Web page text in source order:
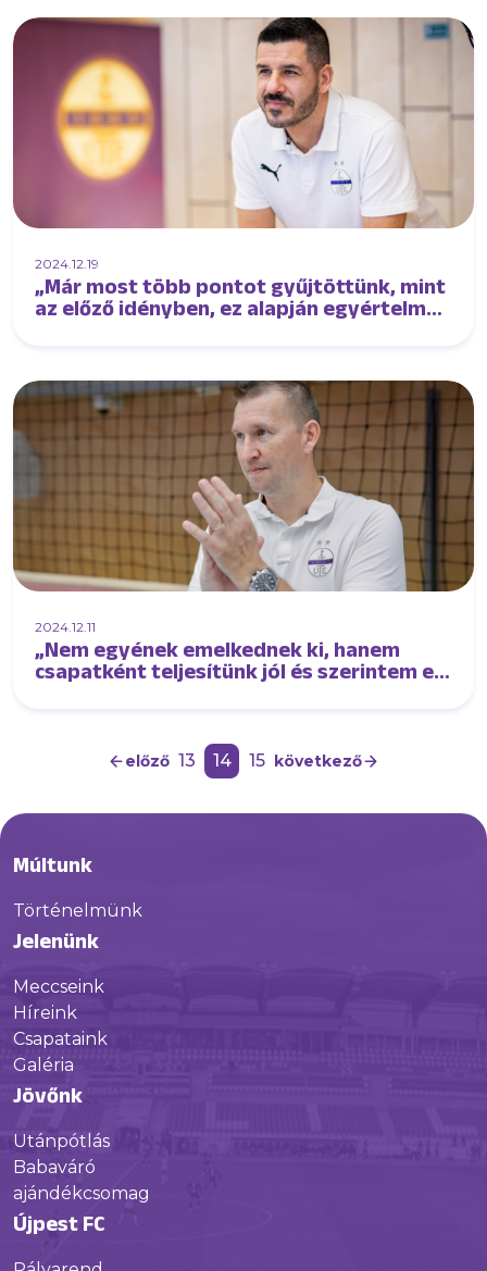
2024.12.19
„Már most több pontot gyűjtöttünk, mint
az előző idényben, ez alapján egyértelmű,
2024.12.11
„Nem egyének emelkednek ki, hanem
csapatként teljesítünk jól és szerintem ez
előző 13 14 15 következő
Múltunk
Történelmünk
Jelenünk
Meccseink
Híreink
Csapataink
Galéria
Jövőnk
Utánpótlás
Babaváró
ajándékcsomag
Újpest FC